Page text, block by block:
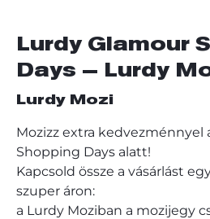
Lurdy Glamour
Days – Lurdy
Lurdy Mozi
Mozizz extra kedvezménnyel
Shopping Days alatt!
Kapcsold össze a vásárlást
szuper áron:
a Lurdy Moziban a mozijegy